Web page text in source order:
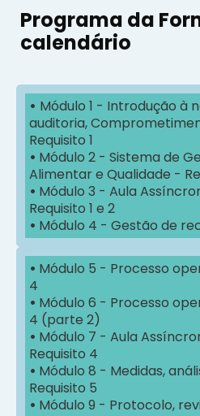
Programa da
calendário
• Módulo 1 - Introdução à
auditoria,
Requisito 1
• Módulo 2 - Sistema de
Alimentar e Qualidade -
• Módulo 3 - Aula
Requisito 1 e 2
• Módulo 4 - Gestão de
• Módulo 5 - Processo
4
• Módulo 6 - Processo
4 (parte 2)
• Módulo 7 - Aula
Requisito 4
• Módulo 8 - Medidas,
Requisito 5
• Módulo 9 - Protocolo,